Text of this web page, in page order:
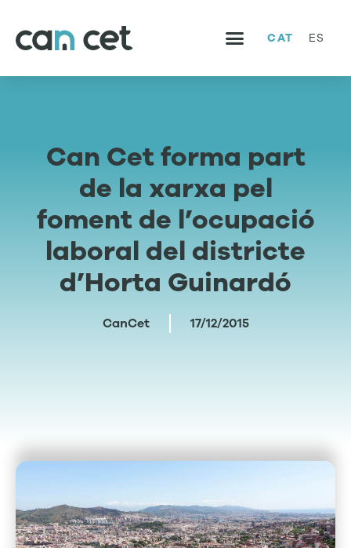
CAT ES
Can Cet forma part
de la xarxa pel
foment de l’ocupació
laboral del districte
d’Horta Guinardó
CanCet 17/12/2015